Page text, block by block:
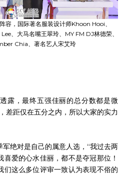
容，国际著名服装设计师Khoon Hooi、
、大马名嘴王翠玲、MY FM DJ林德荣、
Chia、著名艺人宋艾玲
露，最终五强佳丽的总分数都是微
差距仅在五分之内，所以大家的实力
绝对是自己的属意人选，“我过去两
爱的心水佳丽，都不是夺冠那位！
们这么多位评审一致认为表现不俗的